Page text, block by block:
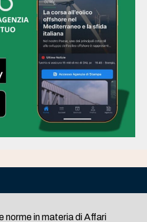
norme in materia di Affari